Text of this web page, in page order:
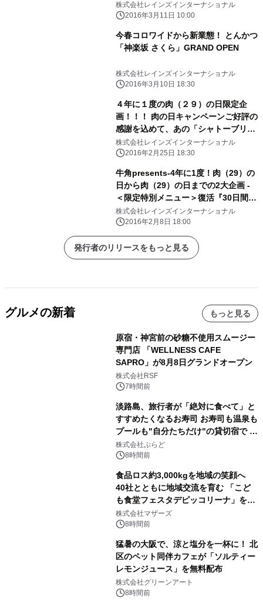
株式会社レインズインターナショナル
2016年3月11日 10:00
今春コロワイドから新業態！ とんかつ
「神楽坂 さくら」GRAND OPEN
株式会社レインズインターナショナル
2016年3月10日 18:30
４年に１度の肉（２９）の日限定企
画！！！ 肉の日キャンペーンご好評の
感謝を込めて、あの「シャトーブリア
ン(通常９８０円)」も２９０円で食べ
放題！その他人気商品含め全２９品が
株式会社レインズインターナショナル
2016年2月25日 18:30
牛角presents-4年に1度！肉（29）の
日から肉（29）の日までの2大企画 -
＜限定特別メニュー＞復活『30日間熟
成シャトーブリアン』その他人気メニ
ューが特別価格になるクーポンも展
開！
株式会社レインズインターナショナル
2016年2月8日 18:00
発行者のリリースをもっと見る
グルメの新着 もっと見る
原宿・神宮前の砂糖不使用スムージー
専門店 「WELLNESS CAFE
SAPRO」が8月8日グランドオープン
株式会社RSF
7時間前
淡路島、旅行者が「絶対に食べて」と
すすめたくなるお寿司 お寿司も温泉も
プールも"自分たちだけ"の貸切宿で 1
日1組限定「岩屋温泉 絵島別庭 海と
森」の握り寿司プラン
株式会社ぷらど
8時間前
食品ロス約3,000kgを地域の笑顔へ
40社とともに地域交流を育む 「こど
も食堂フェスタデピッコリーナ」を9
月5日(土)開催
株式会社マザーズ
8時間前
猛暑の大阪で、涼と塩分を一杯に！ 北
区のペット同伴カフェが「ソルティー
レモンジュース」を無料配布
株式会社グリーンアート
8時間前